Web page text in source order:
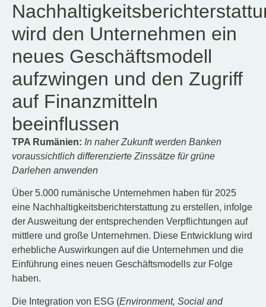
wird den Unternehmen ein
neues Geschäftsmodell
aufzwingen und den Zugriff
auf Finanzmitteln
beeinflussen
TPA Rumänien: In naher Zukunft werden Banken
voraussichtlich differenzierte Zinssätze für grüne
Darlehen anwenden
Über 5.000 rumänische Unternehmen haben für 2025
eine Nachhaltigkeitsberichterstattung zu erstellen, infolge
der Ausweitung der entsprechenden Verpflichtungen auf
mittlere und große Unternehmen. Diese Entwicklung wird
erhebliche Auswirkungen auf die Unternehmen und die
Einführung eines neuen Geschäftsmodells zur Folge
haben.
Die Integration von ESG (Environment, Social and